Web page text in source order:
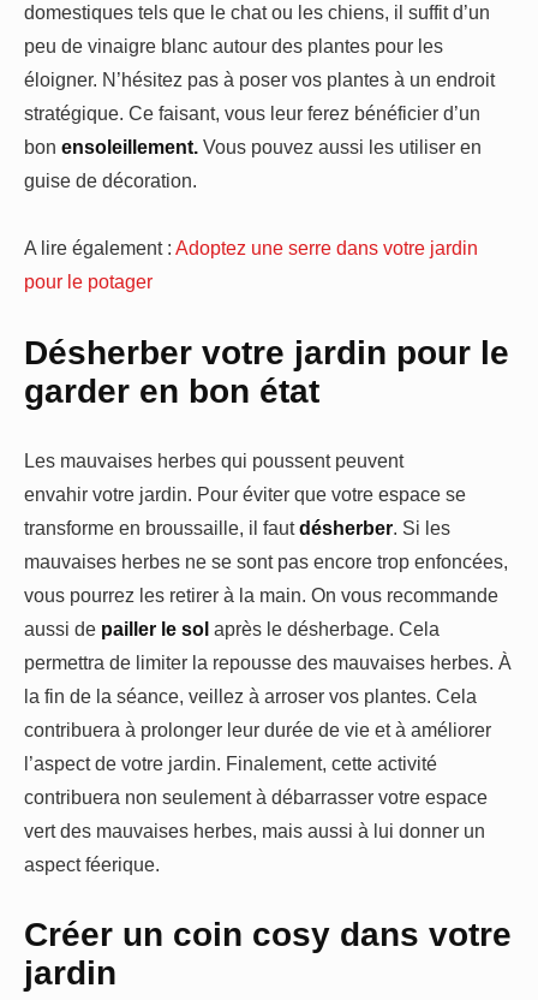
domestiques tels que le chat ou les chiens, il suffit d’un
peu de vinaigre blanc autour des plantes pour les
éloigner. N’hésitez pas à poser vos plantes à un endroit
stratégique. Ce faisant, vous leur ferez bénéficier d’un
bon ensoleillement. Vous pouvez aussi les utiliser en
guise de décoration.
A lire également : Adoptez une serre dans votre jardin
pour le potager
Désherber votre jardin pour le
garder en bon état
Les mauvaises herbes qui poussent peuvent
envahir votre jardin. Pour éviter que votre espace se
transforme en broussaille, il fautdésherber. Si les
mauvaises herbes ne se sont pas encore trop enfoncées,
vous pourrez les retirer à la main. On vous recommande
aussi de pailler le sol après le désherbage. Cela
permettra de limiter la repousse des mauvaises herbes. À
la fin de la séance, veillez à arroser vos plantes. Cela
contribuera à prolonger leur durée de vie et à améliorer
l’aspect de votre jardin. Finalement, cette activité
contribuera non seulement à débarrasser votre espace
vert des mauvaises herbes, mais aussi à lui donner un
aspect féerique.
Créer un coin cosy dans votre
jardin